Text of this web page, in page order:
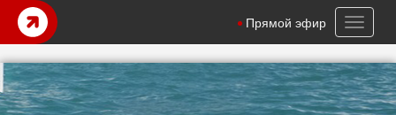
Toggle
Прямой эфир